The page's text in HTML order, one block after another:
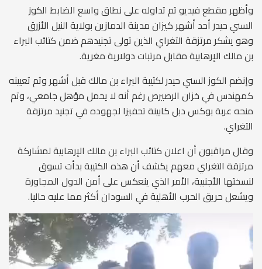
وأظهر مقطع فيديو تم تداوله على نطاق واسع الضابط الكوز
السني حيدر أحد أشهر كيزان مدينة الدمازين بولاية النيل الأزرق
وهو يشكر مرتزقة التغراي الذين تولى تجنيدهم ضمن كتائب البراء
بن مالك الإرهابية مقابل مرتبات دولارية مغرية.
وإنضم الكوز السني حيدر لكتيبة البراء بن مالك قبل أشهر وتم تعيينه
كمهندس في خزان الرصيرص رغم أنه لا يحمل مؤهل جامعي، وتم
منحه عربة بوكس دبل كابينة تحفيزا لجهوده في تجنيد مرتزقة
التغراي.
وقال مراقبون أن اعلان كتائب البراء بن مالك الإرهابية لمشاركة
مرتزقة التغراي معهم يكشف أن هذه الكتيبة بدأت تسوق
لنسختها الأجنبية، الأمر الذي ينعكس على أمن الدول المجاورة
ويشعل حريق الحرب الأهلية في السودان أكثر مما عليه حاليا.